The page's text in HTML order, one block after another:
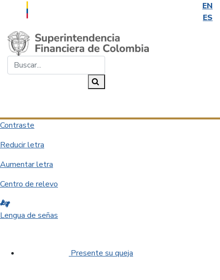
EN
ES
Saltar al contenido principal
Contraste
Reducir letra
Aumentar letra
Centro de relevo
Lengua de señas
Presente su queja